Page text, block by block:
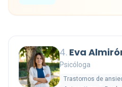
4. Eva
Psicóloga
Trastornos de